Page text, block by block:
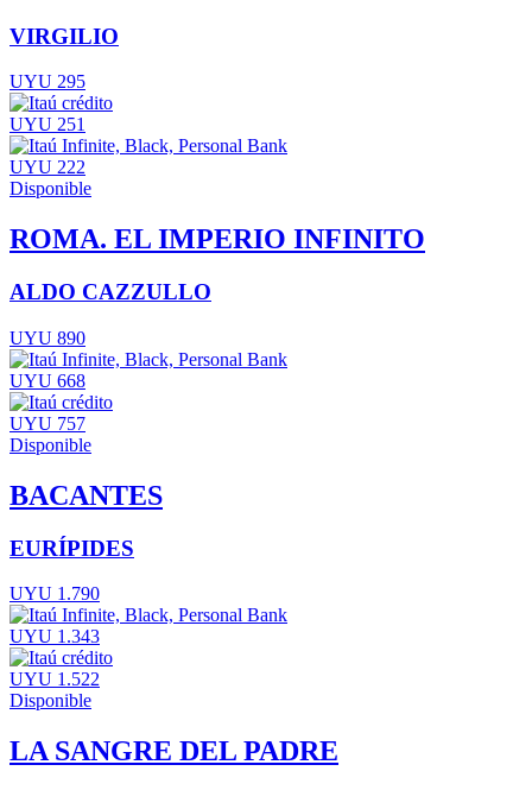
VIRGILIO
UYU 295
UYU 251
UYU 222
Disponible
ROMA. EL IMPERIO INFINITO
ALDO CAZZULLO
UYU 890
UYU 668
UYU 757
Disponible
BACANTES
EURÍPIDES
UYU 1.790
UYU 1.343
UYU 1.522
Disponible
LA SANGRE DEL PADRE